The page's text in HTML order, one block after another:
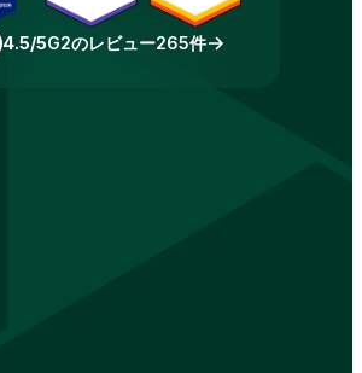
4.5/5G2のレビュー265件